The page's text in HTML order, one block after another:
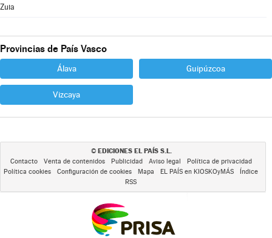
Zuia
Provincias de País Vasco
Álava Guipúzcoa
Vizcaya
© EDICIONES EL PAÍS S.L.
Contacto Venta de contenidos Publicidad Aviso legal
Política de privacidad
Política cookies
Configuración de cookies Mapa EL PAÍS en KIOSKOyMÁS
Índice
RSS